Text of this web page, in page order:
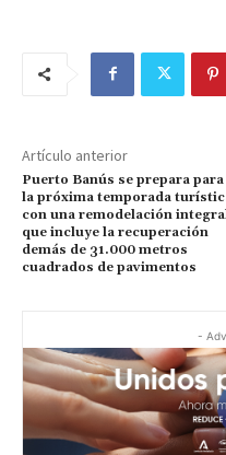
Artículo anterior
Puerto Banús se prepara para
la próxima temporada
con una remodelación
que incluye la recuperación
demás de 31.000 metros
cuadrados de pavimentos
-